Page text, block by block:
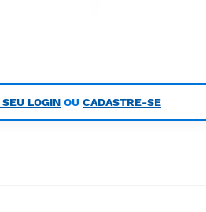
SEU LOGIN OU CADASTRE-SE